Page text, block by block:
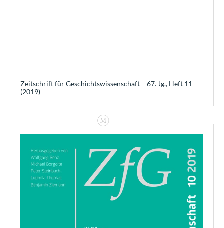
Zeitschrift für Geschichtswissenschaft – 67. Jg., Heft 11
(2019)